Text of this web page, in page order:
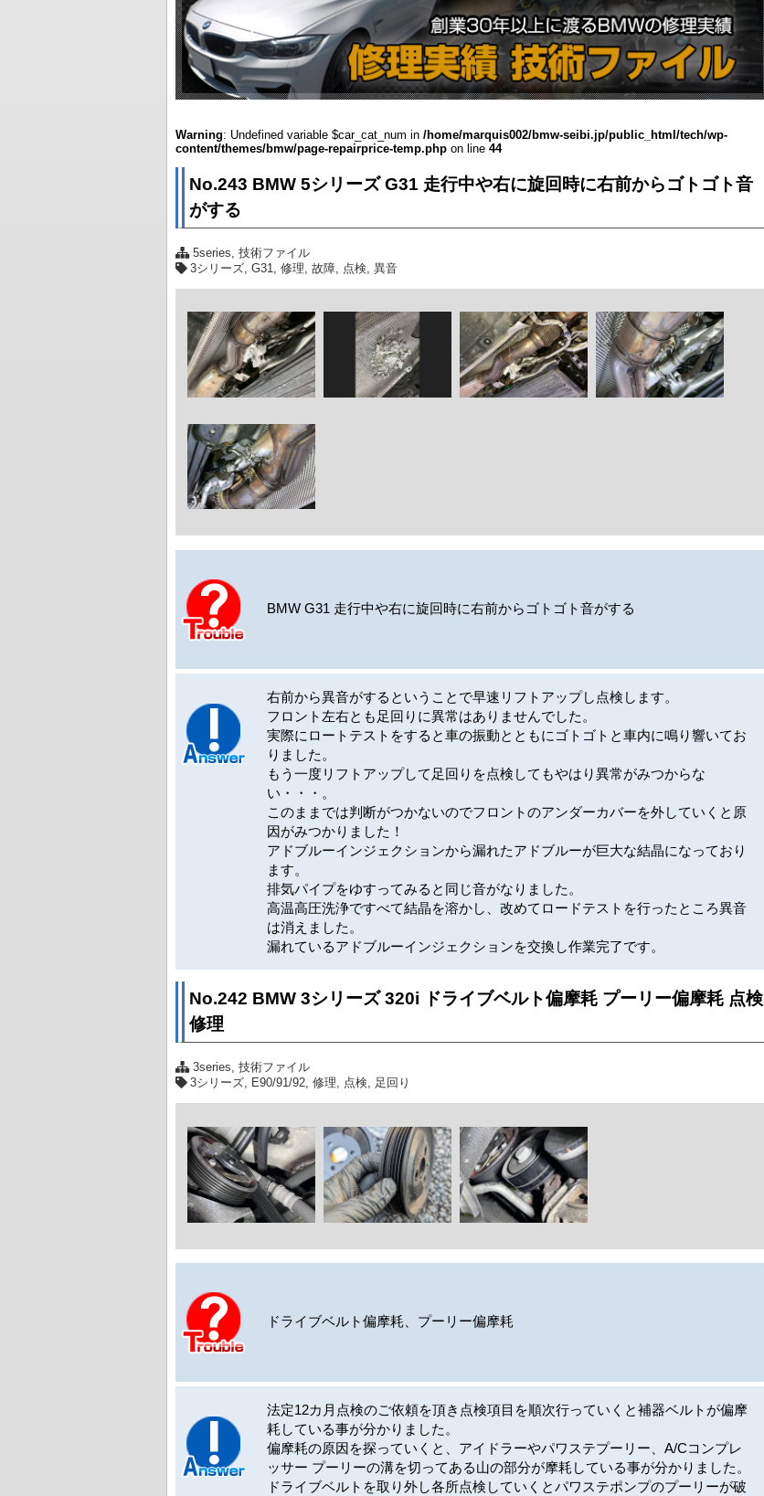
Warning: Undefined variable $car_cat_num in /home/marquis002/bmw-seibi.jp/public_html/tech/wp-
content/themes/bmw/page-repairprice-temp.php on line 44
No.243 BMW 5シリーズ G31 走行中や右に旋回時に右前からゴトゴト音
がする
5series,技術ファイル
3シリーズ,G31,修理,故障, 点検,異音
BMW G31 走行中や右に旋回時に右前からゴトゴト音がする
右前から異音がするということで早速リフトアップし点検します。
フロント左右とも足回りに異常はありませんでした。
実際にロートテストをすると車の振動とともにゴトゴトと車内に鳴り響いてお
りました。
もう一度リフトアップして足回りを点検してもやはり異常がみつからな
い・・・。
このままでは判断がつかないのでフロントのアンダーカバーを外していくと原
因がみつかりました！
アドブルーインジェクションから漏れたアドブルーが巨大な結晶になっており
ます。
排気パイプをゆすってみると同じ音がなりました。
高温高圧洗浄ですべて結晶を溶かし、改めてロードテストを行ったところ異音
は消えました。
漏れているアドブルーインジェクションを交換し作業完了です。
No.242 BMW 3シリーズ 320i ドライブベルト偏摩耗 プーリー偏摩耗 点検
修理
3series,技術ファイル
3シリーズ, E90/91/92,修理, 点検, 足回り
ドライブベルト偏摩耗、プーリー偏摩耗
法定12カ月点検のご依頼を頂き点検項目を順次行っていくと補器ベルトが偏摩
耗している事が分かりました。
偏摩耗の原因を探っていくと、アイドラーやパワステプーリー、A/Cコンプレ
ッサー プーリーの溝を切ってある山の部分が摩耗している事が分かりました。
ドライブベルトを取り外し各所点検していくとパワステポンプのプーリーが破